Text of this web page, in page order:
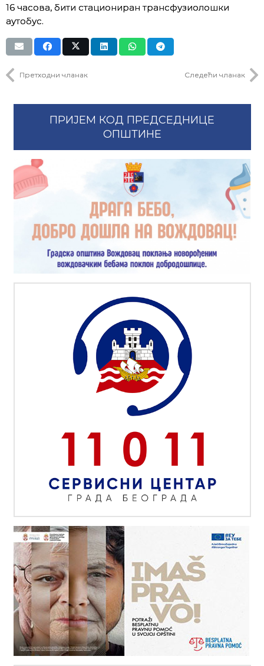
16 часова, бити стациониран трансфузиолошки
аутобус.
Претходни чланак Следећи чланак
ПРИЈЕМ КОД ПРЕДСЕДНИЦЕ
ОПШТИНЕ